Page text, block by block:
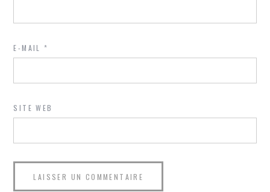
E-MAIL*
SITE WEB